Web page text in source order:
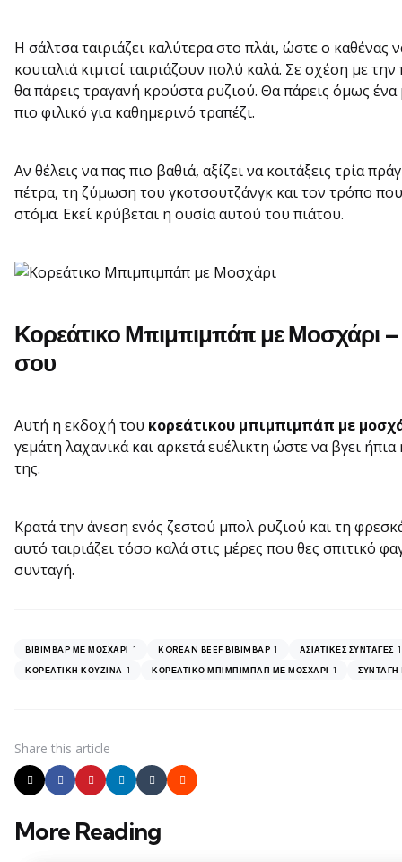
Η σάλτσα ταιριάζει καλύτερα στο πλάι, ώστε ο καθένας
κουταλιά κιμτσί ταιριάζουν πολύ καλά. Σε σχέση με
θα πάρεις τραγανή κρούστα ρυζιού. Θα πάρεις όμως
πιο φιλικό για καθημερινό τραπέζι.
Αν θέλεις να πας πιο βαθιά, αξίζει να κοιτάξεις τρία
πέτρα, τη ζύμωση του γκοτσουτζάνγκ και τον τρόπο
στόμα. Εκεί κρύβεται η ουσία αυτού του πιάτου.
Κορεάτικο Μπιμπιμπάπ με Μοσχάρι
σου
Αυτή η εκδοχή του κορεάτικου μπιμπιμπάπ με
γεμάτη λαχανικά και αρκετά ευέλικτη ώστε να βγει
της.
Κρατά την άνεση ενός ζεστού μπολ ρυζιού και τη
αυτό ταιριάζει τόσο καλά στις μέρες που θες σπιτικό
συνταγή.
BIBIMBAP ΜΕ ΜΟΣΧΆΡΙ 1 KOREAN BEEF BIBIMBAP 1 ΑΣΙΑΤΙΚΈΣ ΣΥΝΤΑΓΈΣ 1
ΚΟΡΕΆΤΙΚΗ ΚΟΥΖΊΝΑ 1 ΚΟΡΕΆΤΙΚΟ ΜΠΙΜΠΙΜΠΆΠ ΜΕ ΜΟΣΧΆΡΙ 1 ΣΥΝΤΑΓΉ
Share this article
More Reading
Post